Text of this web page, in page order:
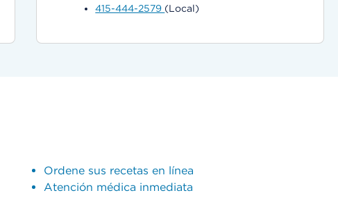
415-444-2579 (Local)
Ordene sus recetas en línea
Atención médica inmediata